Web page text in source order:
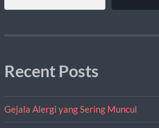
Recent Posts
Gejala Alergi yang Sering Muncul